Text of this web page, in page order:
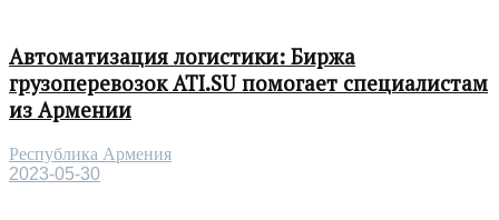
Автоматизация логистики: Биржа
грузоперевозок ATI.SU помогает специалистам
из Армении
Республика Армения
2023-05-30